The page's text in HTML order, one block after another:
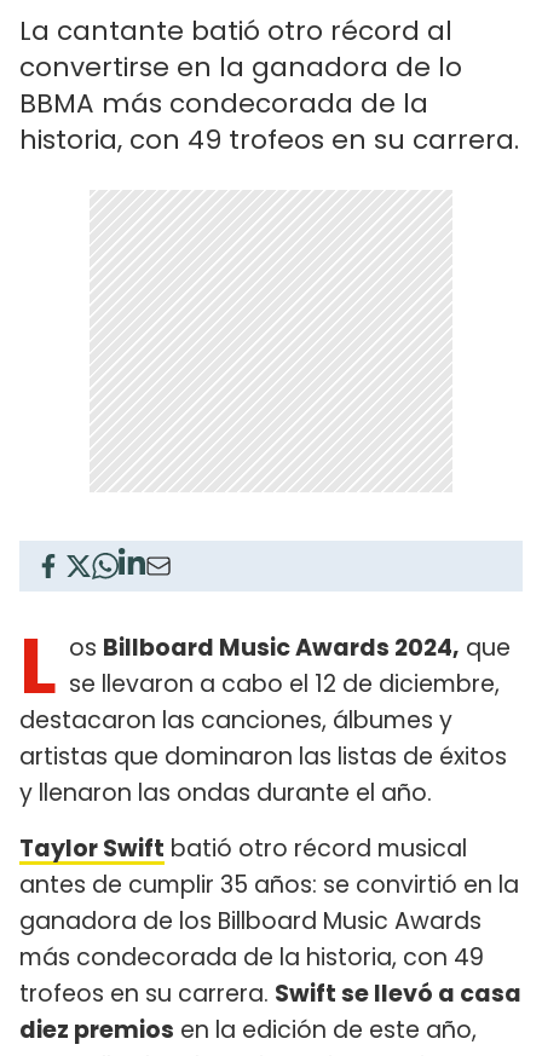
La cantante batió otro récord al
convertirse en la ganadora de lo
BBMA más condecorada de la
historia, con 49 trofeos en su carrera.
L os Billboard Music Awards 2024, que
se llevaron a cabo el 12 de diciembre,
destacaron las canciones, álbumes y
artistas que dominaron las listas de éxitos
y llenaron las ondas durante el año.
Taylor Swift batió otro récord musical
antes de cumplir 35 años: se convirtió en la
ganadora de los Billboard Music Awards
más condecorada de la historia, con 49
trofeos en su carrera. Swift se llevó a casa
diez premios en la edición de este año,